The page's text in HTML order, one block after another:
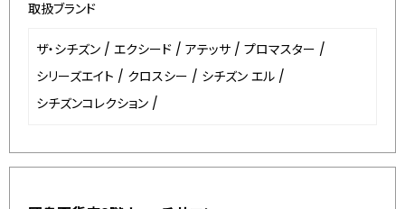
取扱ブランド
ザ・シチズン / エクシード / アテッサ / プロマスター /
シリーズエイト / クロスシー / シチズン エル /
シチズンコレクション /